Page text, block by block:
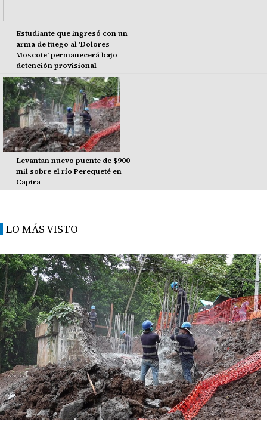
Estudiante que ingresó con un
arma de fuego al 'Dolores
Moscote' permanecerá bajo
detención provisional
Levantan nuevo puente de $900
mil sobre el río Perequeté en
Capira
LO MÁS VISTO